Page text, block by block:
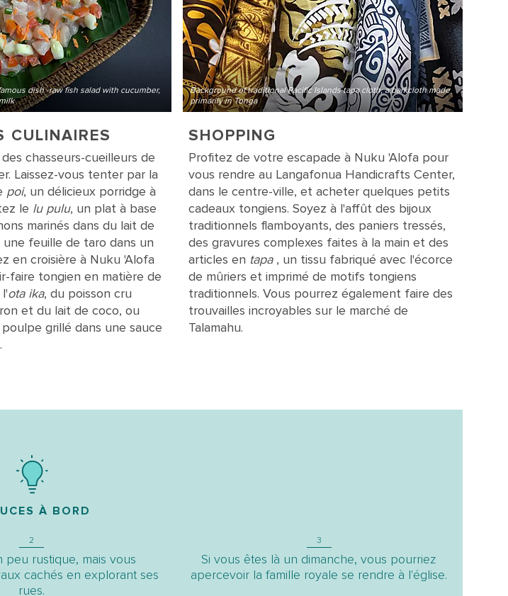
dish -raw fish salad with cucumber,
CULINAIRES
chasseurs-cueilleurs de
Laissez-vous tenter par la
poi, un délicieux porridge à
le lu pulu, un plat à base
marinés dans du lait de
feuille de taro dans un
en croisière à Nuku 'Alofa
faire tongien en matière de
ota ika, du poisson cru
et du lait de coco, ou
grillé dans une sauce
Background of traditional Pacific Islands tapa cloth, a barkcloth made
primarily in Tonga
SHOPPING
Profitez de votre escapade à Nuku 'Alofa pour
vous rendre au Langafonua Handicrafts Center,
dans le centre-ville, et acheter quelques petits
cadeaux tongiens. Soyez à l'affût des bijoux
traditionnels flamboyants, des paniers tressés,
des gravures complexes faites à la main et des
articles en tapa , un tissu fabriqué avec l'écorce
de mûriers et imprimé de motifs tongiens
traditionnels. Vous pourrez également faire des
trouvailles incroyables sur le marché de
Talamahu.
À BORD
2
peu rustique, mais vous
cachés en explorant ses
rues.
3
Si vous êtes là un dimanche, vous pourriez
apercevoir la famille royale se rendre à l'église.